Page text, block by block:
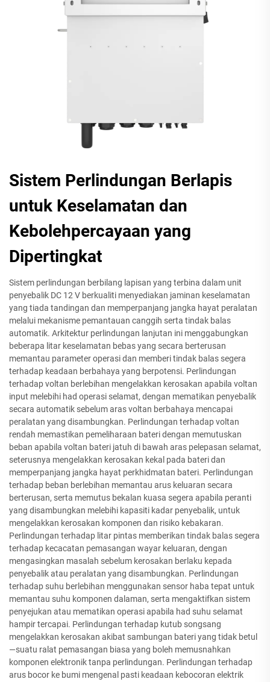
Sistem Perlindungan Berlapis
untuk Keselamatan dan
Kebolehpercayaan yang
Dipertingkat
Sistem perlindungan berbilang lapisan yang terbina dalam unit
penyebalik DC 12 V berkualiti menyediakan jaminan keselamatan
yang tiada tandingan dan memperpanjang jangka hayat peralatan
melalui mekanisme pemantauan canggih serta tindak balas
automatik. Arkitektur perlindungan lanjutan ini menggabungkan
beberapa litar keselamatan bebas yang secara berterusan
memantau parameter operasi dan memberi tindak balas segera
terhadap keadaan berbahaya yang berpotensi. Perlindungan
terhadap voltan berlebihan mengelakkan kerosakan apabila voltan
input melebihi had operasi selamat, dengan mematikan penyebalik
secara automatik sebelum aras voltan berbahaya mencapai
peralatan yang disambungkan. Perlindungan terhadap voltan
rendah memastikan pemeliharaan bateri dengan memutuskan
beban apabila voltan bateri jatuh di bawah aras pelepasan selamat,
seterusnya mengelakkan kerosakan kekal pada bateri dan
memperpanjang jangka hayat perkhidmatan bateri. Perlindungan
terhadap beban berlebihan memantau arus keluaran secara
berterusan, serta memutus bekalan kuasa segera apabila peranti
yang disambungkan melebihi kapasiti kadar penyebalik, untuk
mengelakkan kerosakan komponen dan risiko kebakaran.
Perlindungan terhadap litar pintas memberikan tindak balas segera
terhadap kecacatan pemasangan wayar keluaran, dengan
mengasingkan masalah sebelum kerosakan berlaku kepada
penyebalik atau peralatan yang disambungkan. Perlindungan
terhadap suhu berlebihan menggunakan sensor haba tepat untuk
memantau suhu komponen dalaman, serta mengaktifkan sistem
penyejukan atau mematikan operasi apabila had suhu selamat
hampir tercapai. Perlindungan terhadap kutub songsang
mengelakkan kerosakan akibat sambungan bateri yang tidak betul
—suatu ralat pemasangan biasa yang boleh memusnahkan
komponen elektronik tanpa perlindungan. Perlindungan terhadap
arus bocor ke bumi mengenal pasti keadaan kebocoran elektrik